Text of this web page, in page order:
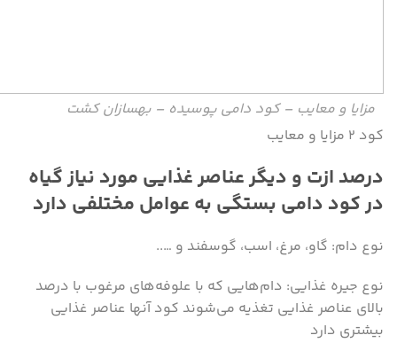
مزایا و معایب – کود دامی پوسیده – بهسازان کشت
کود ۲ مزایا و معایب
درصد ازت و دیگر عناصر غذایی مورد نیاز گیاه
در کود دامی بستگی به عوامل مختلفی دارد
نوع دام: گاو، مرغ، اسب، گوسفند و …..
نوع جیره غذایی: دام‌هایی که با علوفه‌های مرغوب با درصد
بالای عناصر غذایی تغذیه می‌شوند کود آنها عناصر غذایی
بیشتری دارد